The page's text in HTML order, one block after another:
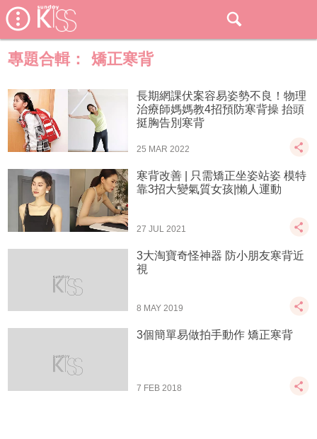
專題合輯： 矯正寒背
長期網課伏案容易姿勢不良！物理
治療師媽媽教4招預防寒背操 抬頭
挺胸告別寒背
25 MAR 2022
寒背改善 | 只需矯正坐姿站姿 模特
靠3招大變氣質女孩|懶人運動
27 JUL 2021
3大淘寶奇怪神器 防小朋友寒背近
視
8 MAY 2019
3個簡單易做拍手動作 矯正寒背
7 FEB 2018